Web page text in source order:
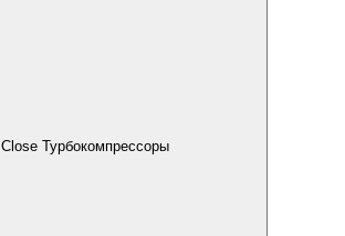
Close Турбокомпрессоры